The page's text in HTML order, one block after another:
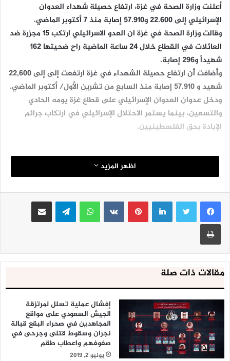
أعلنت وزارة الصحة في غزة، ارتفاع حصيلة شهداء العدوان
الإسرائيلي إلى 22.600 و57.910 إصابة منذ 7 أكتوبر الماضي.
وقالت وزارة الصحة في غزة ان العدو الاسرائيلي ارتكب 15 مجزرة ضد
العائلات في القطاع خلال 24 ساعة الماضية راح ضحيتها 162
شهيداً و296 إصابة.
وأضافت أن ارتفاع حصيلة الشهداء في غزة ارتفعت إلى إلى 22,600
شهيد و 57,910 إصابة منذ السابع من تشرين الأول/ أكتوبر الماضي.
ودخل عدوان العدوان الإسرائيلي على قطاع غزة يومه الحادي
والتسعين، بينما يستمر الاحتلال الإسرائيلي في ارتكاب جرائم
الإبادة بحق الفلسطينيين.
اظهر المزيد
لينكدإنبينتيريست واتساب تيلقرام مشاركة عبر البريد
طباعة
مقالات ذات صلة
إفشال عملية تسلل لمرتزقة
الجيش السعودي على مواقع
المجاهدين في صحراء البقع قبالة
نجران وسقوط قتلى وجرحى في
صفوفهم واعطاب طقم
يونيو 2, 2019